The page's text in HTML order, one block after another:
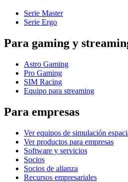
Serie Master
Serie Ergo
Para gaming y
Astro Gaming
Pro Gaming
SIM Racing
Equipo para streaming
Para empresas
Ver equipos de simulación
Ver productos para empresas
Software y servicios
Socios
Socios de alianza
Recursos empresariales